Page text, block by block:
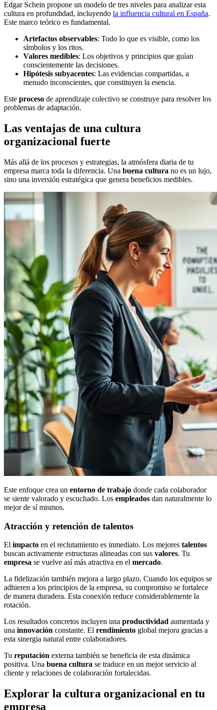
Edgar Schein propone un modelo de tres niveles para analizar esta
cultura en profundidad, incluyendo la influencia cultural en España.
Este marco teórico es fundamental.
Artefactos observables: Todo lo que es visible, como los
símbolos y los ritos.
Valores medibles: Los objetivos y principios que guían
conscientemente las decisiones.
Hipótesis subyacentes: Las evidencias compartidas, a
menudo inconscientes, que constituyen la esencia.
Este proceso de aprendizaje colectivo se construye para resolver los
problemas de adaptación.
Las ventajas de una cultura
organizacional fuerte
Más allá de los procesos y estrategias, la atmósfera diaria de tu
empresa marca toda la diferencia. Una buena cultura no es un lujo,
sino una inversión estratégica que genera beneficios medibles.
Este enfoque crea un entorno de trabajo donde cada colaborador
se siente valorado y escuchado. Los empleados dan naturalmente lo
mejor de sí mismos.
Atracción y retención de talentos
El impacto en el reclutamiento es inmediato. Los mejores talentos
buscan activamente estructuras alineadas con sus valores. Tu
empresa se vuelve así más atractiva en el mercado.
La fidelización también mejora a largo plazo. Cuando los equipos se
adhieren a los principios de la empresa, su compromiso se fortalece
de manera duradera. Esta conexión reduce considerablemente la
rotación.
Los resultados concretos incluyen una productividad aumentada y
una innovación constante. El rendimiento global mejora gracias a
esta sinergia natural entre colaboradores.
Tu reputación externa también se beneficia de esta dinámica
positiva. Una buena cultura se traduce en un mejor servicio al
cliente y relaciones de colaboración fortalecidas.
Explorar la cultura organizacional en tu
empresa